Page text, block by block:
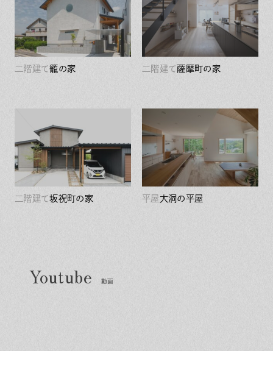
二階建て籠の家 二階建て 薩摩町の家
二階建て坂祝町の家 平屋大洞の平屋
動画